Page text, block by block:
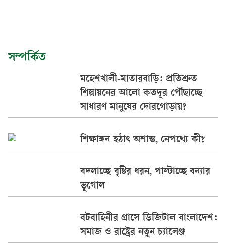
সম্পর্কিত
মহেশখালী-মাতারবাড়ি: প্রতিশ্রুত
শিল্পায়নের আলো কতদূর পৌঁছাচ্ছে
সাধারণ মানুষের দোরগোড়ায়?
শিক্ষাঙ্গন হঠাৎ অশান্ত, নেপথ্যে কী?
বদলাচ্ছে বৃষ্টির ধরন, পাল্টাচ্ছে বন্যার
ভূগোল
বটবাহিনীর গ্রাসে ডিজিটাল বাংলাদেশ:
সমাজ ও রাষ্ট্রের নতুন চ্যালেঞ্জ